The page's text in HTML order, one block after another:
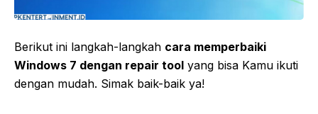
Berikut ini langkah-langkah cara memperbaiki
Windows 7 dengan repair tool yang bisa Kamu ikuti
dengan mudah. Simak baik-baik ya!